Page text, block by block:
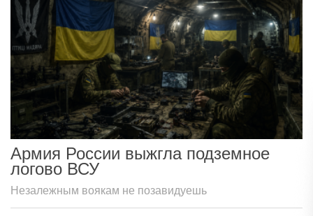
Армия России выжгла подземное
логово ВСУ
Незалежным воякам не позавидуешь